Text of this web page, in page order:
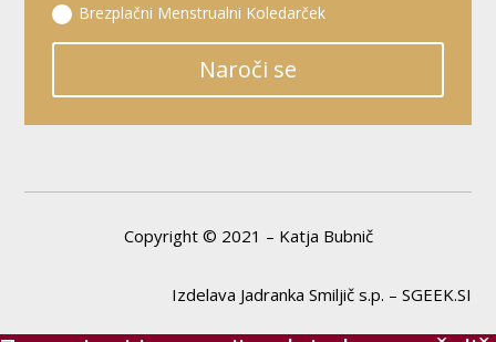
Brezplačni Menstrualni Koledarček
Naroči se
Copyright © 2021 – Katja Bubnič
Izdelava Jadranka Smiljič s.p. – SGEEK.SI